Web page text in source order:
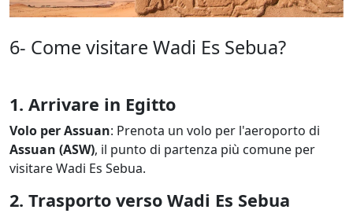
6- Come visitare Wadi Es Sebua?
1. Arrivare in Egitto
Volo per Assuan: Prenota un volo per l'aeroporto di
Assuan (ASW), il punto di partenza più comune per
visitare Wadi Es Sebua.
2. Trasporto verso Wadi Es Sebua